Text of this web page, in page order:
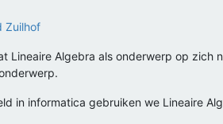
Zuilhof
Lineaire Algebra als onderwerp op zich
in informatica gebruiken we Lineaire